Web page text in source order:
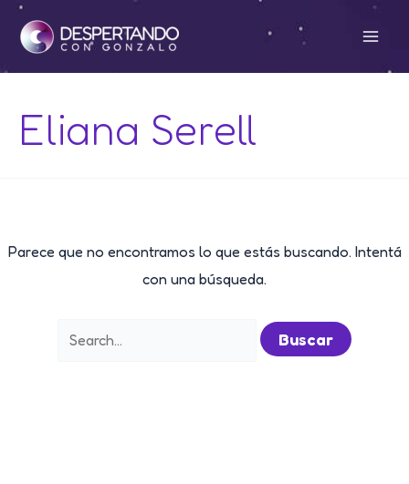
contenido
Eliana Serell
Parece que no encontramos lo que estás buscando. Intentá
con una búsqueda.
Buscar